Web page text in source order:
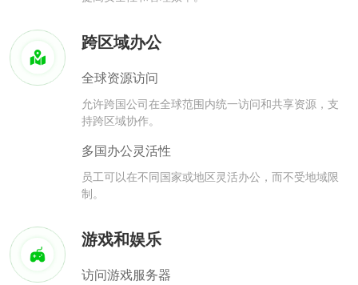
跨区域办公
全球资源访问
允许跨国公司在全球范围内统一访问和共享资源，支
持跨区域协作。
多国办公灵活性
员工可以在不同国家或地区灵活办公，而不受地域限
制。
游戏和娱乐
访问游戏服务器